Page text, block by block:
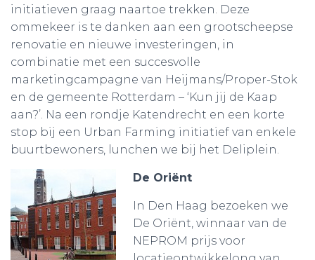
initiatieven graag naartoe trekken. Deze
ommekeer is te danken aan een grootscheepse
renovatie en nieuwe investeringen, in
combinatie met een succesvolle
marketingcampagne van Heijmans/Proper-Stok
en de gemeente Rotterdam – ‘Kun jij de Kaap
aan?’. Na een rondje Katendrecht en een korte
stop bij een Urban Farming initiatief van enkele
buurtbewoners, lunchen we bij het Deliplein.
De Oriënt
In Den Haag bezoeken we
De Oriënt, winnaar van de
NEPROM prijs voor